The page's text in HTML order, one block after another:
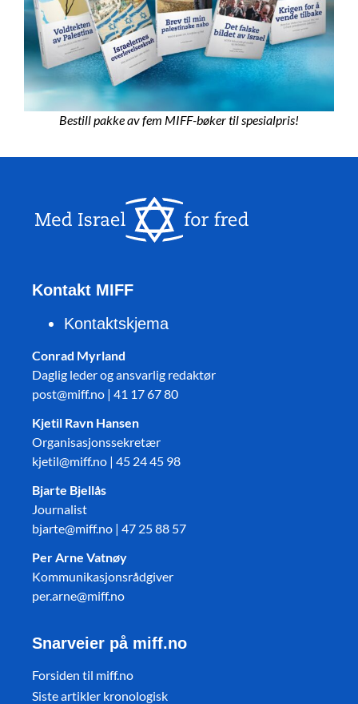
Bestill pakke av fem MIFF-bøker til spesialpris!
Kontakt MIFF
Kontaktskjema
Conrad Myrland
Daglig leder og ansvarlig redaktør
post@miff.no | 41 17 67 80
Kjetil Ravn Hansen
Organisasjonssekretær
kjetil@miff.no | 45 24 45 98
Bjarte Bjellås
Journalist
bjarte@miff.no | 47 25 88 57
Per Arne Vatnøy
Kommunikasjonsrådgiver
per.arne@miff.no
Snarveier på miff.no
Forsiden til miff.no
Siste artikler kronologisk